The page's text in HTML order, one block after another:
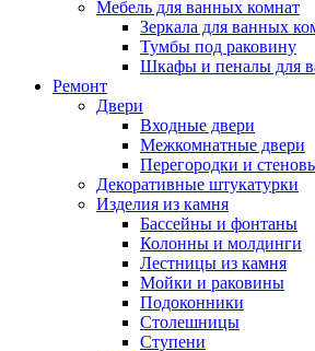
Мебель для ванных комнат
Зеркала для ванных
Тумбы под раковину
Шкафы и пеналы для
Ремонт
Двери
Входные двери
Межкомнатные двери
Перегородки и
Декоративные штукатурки
Изделия из камня
Бассейны и фонтаны
Колонны и молдинги
Лестницы из камня
Мойки и раковины
Подоконники
Столешницы
Ступени